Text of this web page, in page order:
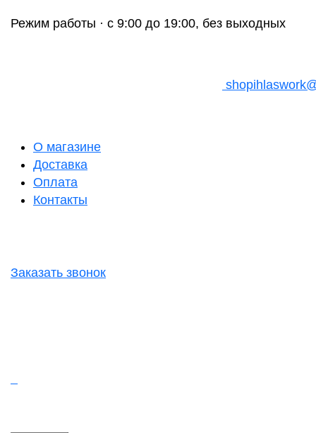
Режим работы · с 9:00 до 19:00, без выходных
О магазине
Доставка
Оплата
Контакты
Заказать звонок